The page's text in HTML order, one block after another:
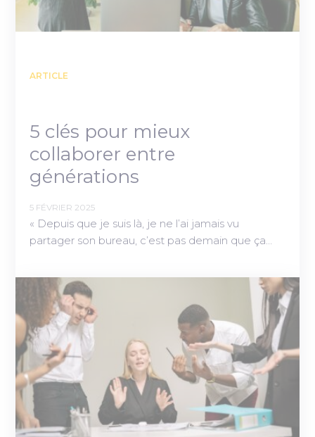
ARTICLE
5 clés pour mieux
collaborer entre
générations
5 FÉVRIER 2025
« Depuis que je suis là, je ne l’ai jamais vu
partager son bureau, c’est pas demain que ça…